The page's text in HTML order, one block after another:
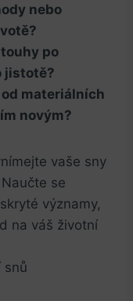
nebo
po
jistotě?
materiálních
novým?
vaše sny
se
významy,
na váš životní